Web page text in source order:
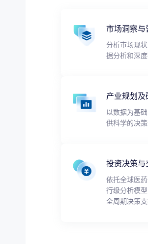
市场洞察与
分析市场现
据分析和深
产业规划及
以数据为基
供科学的决策
投资决策与
依托全球医
行级分析模
全周期决策支